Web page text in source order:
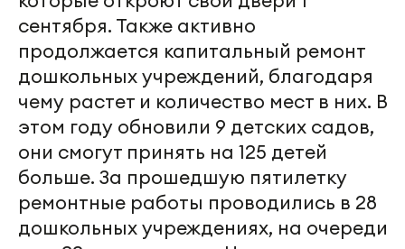
сентября. Также активно
продолжается капитальный ремонт
дошкольных учреждений, благодаря
чему растет и количество мест в них. В
этом году обновили 9 детских садов,
они смогут принять на 125 детей
больше. За прошедшую пятилетку
ремонтные работы проводились в 28
дошкольных учреждениях, на очереди